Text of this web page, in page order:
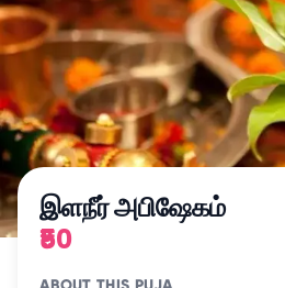
இளநீர் அபிஷேகம்
₹50